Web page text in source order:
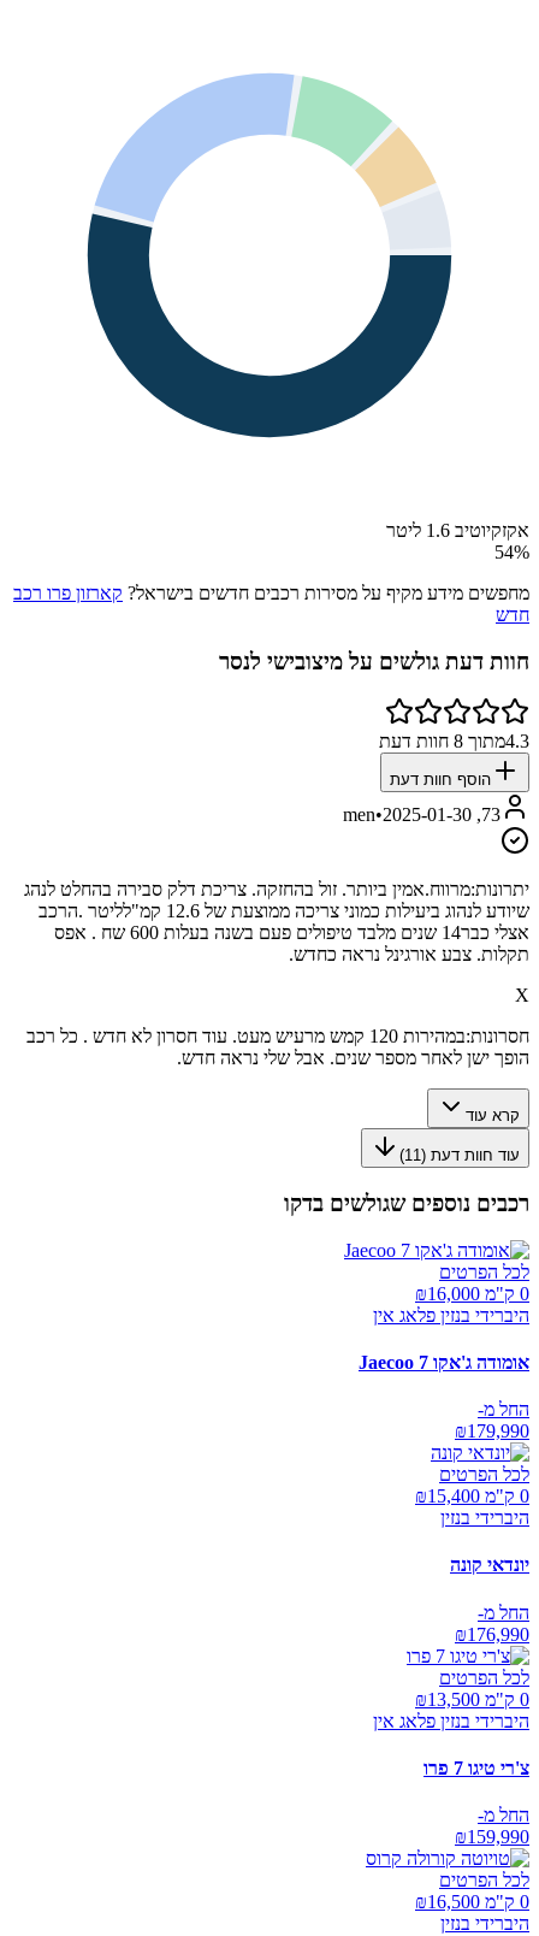
אקזקיוטיב 1.6 ליטר
54%
מחפשים מידע מקיף על מסירות רכבים חדשים בישראל? קארזון פרו רכב
חדש
חוות דעת גולשים עלמיצובישי לנסר
4.3מתוך 8 חוות דעת
הוסף חוות דעת
73, men
•2025-01-30
יתרונות:מרווח.אמין ביותר. זול בהחזקה. צריכת דלק סבירה בהחלט לנהג
שיודע לנהוג ביעילות כמוני צריכה ממוצעת של 12.6 קמ"לליטר .הרכב
אצלי כבר14 שנים מלבד טיפולים פעם בשנה בעלות 600 שח . אפס
תקלות. צבע אורגינל נראה כחדש.
X
חסרונות:
במהירות 120 קמש מרעיש מעט. עוד חסרון לא חדש . כל רכב
הופך ישן לאחר מספר שנים. אבל שלי נראה חדש.
קרא עוד
עוד חוות דעת (11
)
רכבים נוספים שגולשים בדקו
לכל הפרטים
0 ק"מ ₪
16,000
היברידי בנזין פלאג אין
אומודה ג'אקו Jaecoo 7
החל מ-
₪179,990
לכל הפרטים
0 ק"מ ₪
15,400
היברידי בנזין
יונדאי קונה
החל מ-
₪176,990
לכל הפרטים
0 ק"מ ₪
13,500
היברידי בנזין פלאג אין
צ'רי טיגו 7 פרו
החל מ-
₪159,990
לכל הפרטים
0 ק"מ ₪
16,500
היברידי בנזין